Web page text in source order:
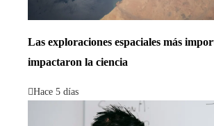
Las exploraciones espaciales más
impactaron la ciencia
Hace 5 días